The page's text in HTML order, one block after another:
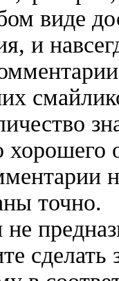
виде
и
точно.